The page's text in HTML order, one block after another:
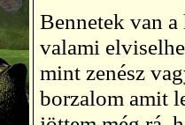
Bennetek van
valami
mint zenész
borzalom amit